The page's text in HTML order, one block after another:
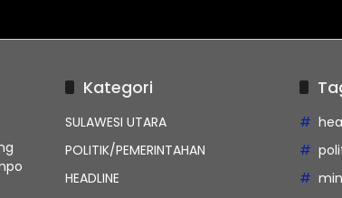
Kategori
SULAWESI UTARA
POLITIK/PEMERINTAHAN
HEADLINE